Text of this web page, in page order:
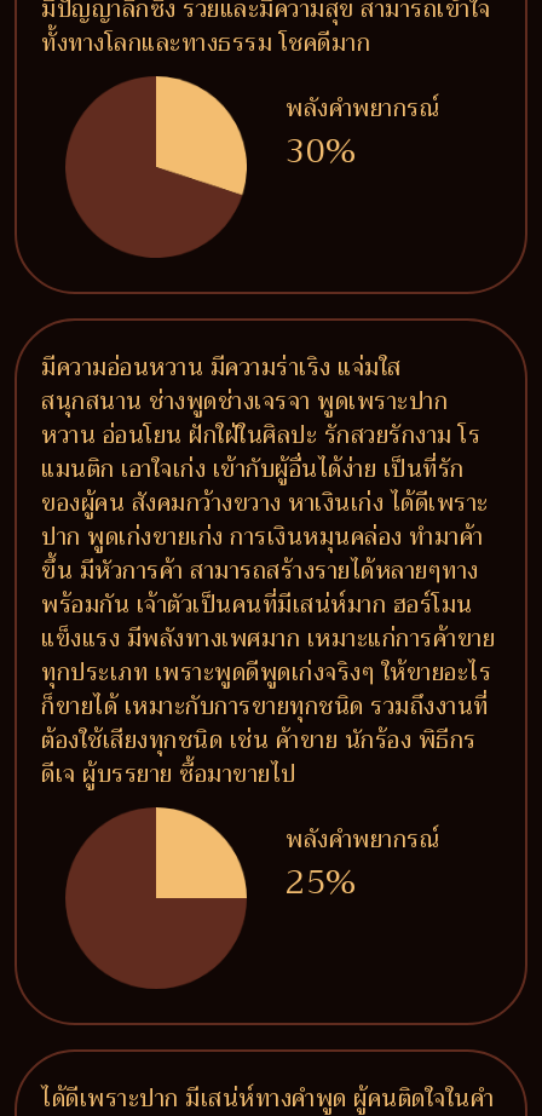
มีปัญญาลึกซึ้ง รวยและมีความสุข สามารถเข้าใจ
ทั้งทางโลกและทางธรรม โชคดีมาก
พลังคำพยากรณ์
30%
มีความอ่อนหวาน มีความร่าเริง แจ่มใส
สนุกสนาน ช่างพูดช่างเจรจา พูดเพราะปาก
หวาน อ่อนโยน ฝักใฝ่ในศิลปะ รักสวยรักงาม โร
แมนติก เอาใจเก่ง เข้ากับผู้อื่นได้ง่าย เป็นที่รัก
ของผู้คน สังคมกว้างขวาง หาเงินเก่ง ได้ดีเพราะ
ปาก พูดเก่งขายเก่ง การเงินหมุนคล่อง ทำมาค้า
ขึ้น มีหัวการค้า สามารถสร้างรายได้หลายๆทาง
พร้อมกัน เจ้าตัวเป็นคนที่มีเสน่ห์มาก ฮอร์โมน
แข็งแรง มีพลังทางเพศมาก เหมาะแก่การค้าขาย
ทุกประเภท เพราะพูดดีพูดเก่งจริงๆ ให้ขายอะไร
ก็ขายได้ เหมาะกับการขายทุกชนิด รวมถึงงานที่
ต้องใช้เสียงทุกชนิด เช่น ค้าขาย นักร้อง พิธีกร
ดีเจ ผู้บรรยาย ซื้อมาขายไป
พลังคำพยากรณ์
25%
ได้ดีเพราะปาก มีเสน่ห์ทางคำพูด ผู้คนติดใจในคำ